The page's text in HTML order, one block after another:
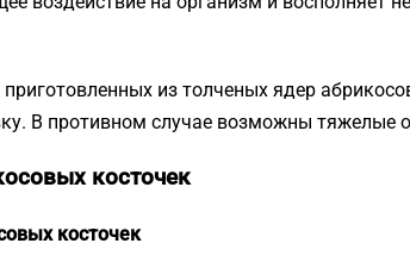
из толченых ядер
В противном случае возможны тяжелые
косточек
косточек